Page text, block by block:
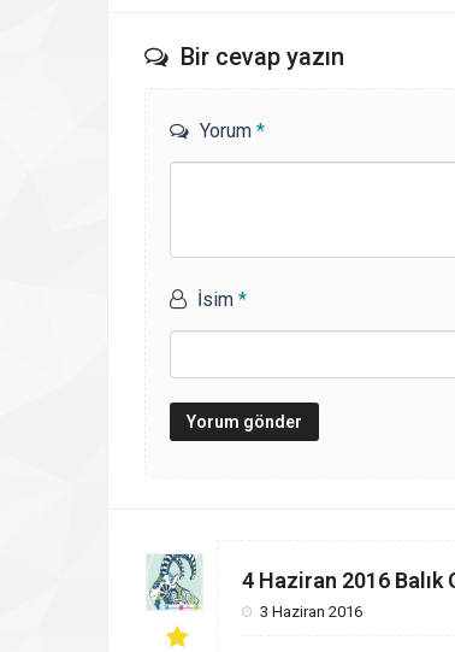
Bir cevap yazın
Yorum *
İsim *
4 Haziran 2016 Balık
3 Haziran 2016